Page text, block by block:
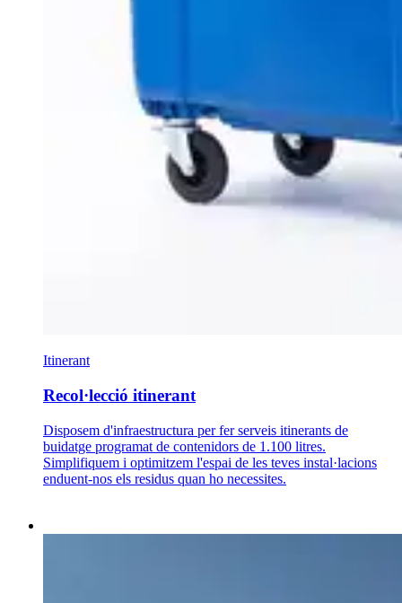
Itinerant
Recol·lecció itinerant
Disposem d'infraestructura per fer serveis itinerants de
buidatge programat de contenidors de 1.100 litres.
Simplifiquem i optimitzem l'espai de les teves instal·lacions
enduent-nos els residus quan ho necessites.